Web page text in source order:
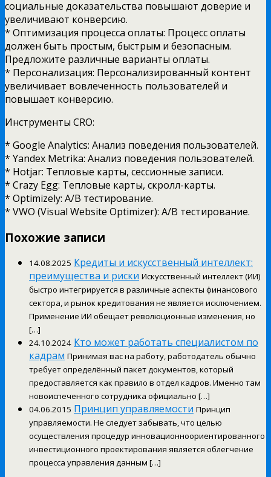
социальные доказательства повышают доверие и
увеличивают конверсию.
* Оптимизация процесса оплаты: Процесс оплаты
должен быть простым, быстрым и безопасным.
Предложите различные варианты оплаты.
* Персонализация: Персонализированный контент
увеличивает вовлеченность пользователей и
повышает конверсию.
Инструменты CRO:
* Google Analytics: Анализ поведения пользователей.
* Yandex Metrika: Анализ поведения пользователей.
* Hotjar: Тепловые карты, сессионные записи.
* Crazy Egg: Тепловые карты, скролл-карты.
* Optimizely: A/B тестирование.
* VWO (Visual Website Optimizer): A/B тестирование.
Похожие записи
14.08.2025 Кредиты и искусственный интеллект:
преимущества и риски Искусственный интеллект (ИИ)
быстро интегрируется в различные аспекты финансового
сектора, и рынок кредитования не является исключением.
Применение ИИ обещает революционные изменения, но
[…]
24.10.2024 Кто может работать специалистом по
кадрам Принимая вас на работу, работодатель обычно
требует определённый пакет документов, который
предоставляется как правило в отдел кадров. Именно там
новоиспеченного сотрудника официально […]
04.06.2015 Принцип управляемости Принцип
управляемости. Не следует забывать, что целью
осуществления процедур инновационноориентированного
инвестиционного проектирования является облегчение
процесса управления данным […]